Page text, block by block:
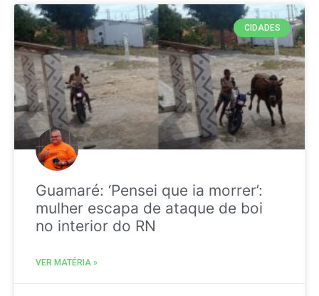
CIDADES
Guamaré: ‘Pensei que ia morrer’:
mulher escapa de ataque de boi
no interior do RN
VER MATÉRIA »